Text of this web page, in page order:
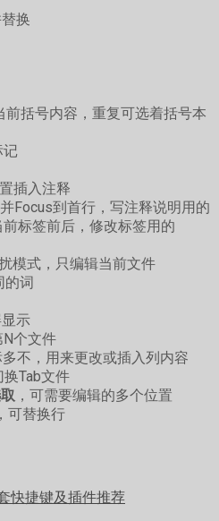
替换
前括号内容，重复可选着括号本
记
插入注释
并Focus到首行，写注释说明用的
前标签前后，修改标签用的
模式，只编辑当前文件
的词
显示
N个文件
多不，用来更改或插入列内容
Tab文件
，可需要编辑的多个位置
，可替换行
快捷键及插件推荐